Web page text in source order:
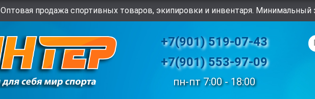
Оптовая продажа спортивных товаров, экипировки и инвентаря. Минимальный
+7(901) 519-07-43
+7(901) 553-97-09
пн-пт 7:00 - 18:00